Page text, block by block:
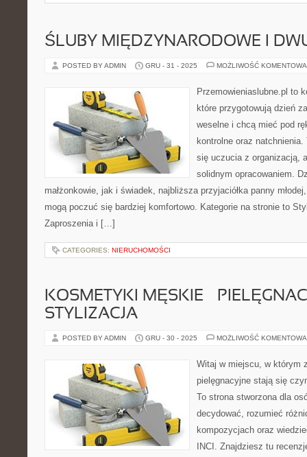
ŚLUBY MIĘDZYNARODOWE I
POSTED BY ADMIN GRU - 31 - 2025 MOŻLIWOŚĆ
Przemowieniaslubne.pl to
które przygotowują dzień
weselne i chcą mieć pod
kontrolne oraz
się uczucia z organizacją,
solidnym opracowaniem.
małżonkowie, jak i świadek, najbliższa przyjaciółka panny
mogą poczuć się bardziej komfortowo. Kategorie na stronie to
Zaproszenia i […]
CATEGORIES: NIERUCHOMOŚCI
KOSMETYKI MĘSKIE –
STYLIZACJA
POSTED BY ADMIN GRU - 30 - 2025 MOŻLIWOŚĆ
Witaj w miejscu, w którym
pielęgnacyjne stają się
To strona stworzona dla
decydować, rozumieć
kompozycjach oraz
INCI. Znajdziesz tu